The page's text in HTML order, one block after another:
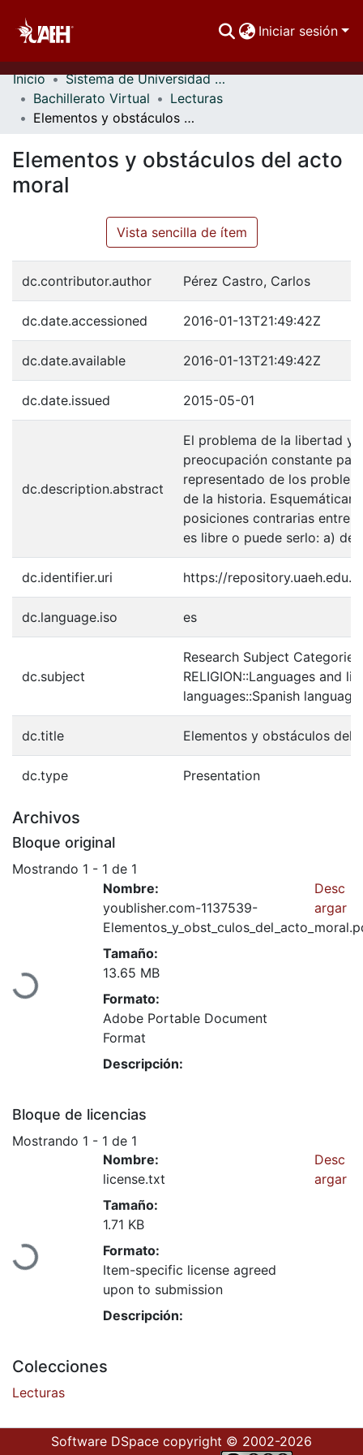
Iniciar sesión
Comunidades
Buscar Por
Estadísticas
Inicio
Sistema de Universidad Virtual
Bachillerato Virtual
Lecturas
Elementos y obstáculos del acto moral
Elementos y obstáculos del acto
moral
Vista sencilla de ítem
dc.contributor.author Pérez Castro, Carlos
dc.date.accessioned 2016-01-13T21:49:42Z
dc.date.available 2016-01-13T21:49:42Z
dc.date.issued 2015-05-01
dc.description.abstract
El problema de la libertad y
preocupación constante
representado de los
de la historia.
posiciones contrarias entre
es libre o puede serlo: a)
dc.identifier.uri https://
dc.language.iso es
dc.subject
Research Subject
RELIGION::Languages and
languages::Spanish language
dc.title Elementos y obstáculos del
dc.type Presentation
Archivos
Bloque original
Mostrando 1 - 1 de 1
Cargando...
Nombre:
youblisher.com-1137539-
Tamaño:
13.65 MB
Formato:
Adobe Portable Document
Format
Descripción:
Desc
argar
Bloque de licencias
Mostrando 1 - 1 de 1
Cargando...
Nombre:
license.txt
Tamaño:
1.71 KB
Formato:
Item-specific license agreed
upon to submission
Descripción:
Desc
argar
Colecciones
Lecturas
Software DSpace copyright © 2002-2026